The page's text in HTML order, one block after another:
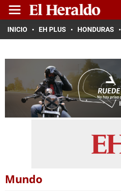
INICIO EH PLUS HONDURAS
Mundo